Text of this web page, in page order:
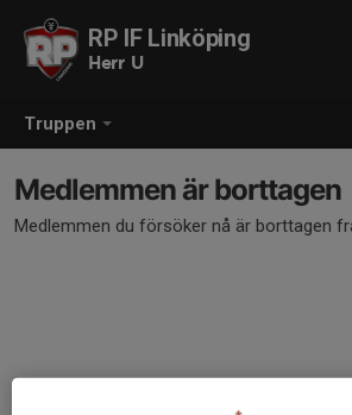
Truppen
RP IF Linköping
Herr U
Medlemmen är borttagen
Medlemmen du försöker nå är borttagen